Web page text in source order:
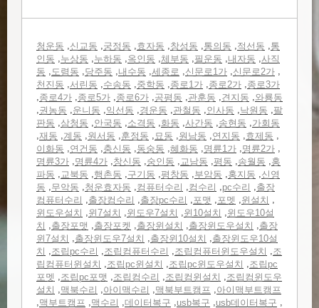
청운동 ,신교동 ,궁정동 ,효자동 ,창성동 ,통의동 ,적선동 ,통
인동 ,누상동 ,누하동 ,옥인동 ,체부동 ,필운동 ,내자동 ,사직
동 ,도렴동 ,당주동 ,내수동 ,세종로 ,신문로1가 ,신문로2가 ,
천진동 ,서린동 ,수송동 ,중학동 ,종로1가 ,종로2가 ,종로3가
,종로4가 ,종로5가 ,종로6가 ,공평동 ,관훈동 ,견지동 ,와룡동
,권농동 ,운니동 ,익선동 ,경운동 ,관철동 ,인사동 ,낙원동 ,팔
판동 ,삼청동 ,안국동 ,소격동 ,화동 ,사간동 ,송현동 ,가회동
,재동 ,계동 ,원서동 ,훈정동 ,묘동 ,원남동 ,연지동 ,효제동 ,
이화동 ,연건동 ,충신동 ,동숭동 ,혜화동 ,명륜1가 ,명륜2가 ,
명륜3가 ,명륜4가 ,창신동 ,숭인동 ,교남동 ,평동 ,송월동 ,홍
파동 ,교북동 ,행촌동 ,구기동 ,평창동 ,부암동 ,홍지동 ,신영
동 ,무악동 ,청운효자동 ,컴퓨터수리 ,컴수리 ,pc수리 ,출장
컴퓨터수리 ,출장컴수리 ,출장pc수리 ,포맷 ,포멧 ,윈설치 ,
윈도우설치 ,윈7설치 ,윈도우7설치 ,윈10설치 ,윈도우10설
치 ,출장포맷 ,출장포켓 ,출장윈설치 ,출장윈도우설치 ,출장
윈7설치 ,출장윈도우7설치 ,출장윈10설치 ,출장윈도우10설
치 ,조립pc수리 ,조립컴퓨터수리 ,조립컴퓨터윈도우설치 ,조
립컴퓨터윈설치 ,조립pc윈설치 ,조립pc윈도우설치 ,조립pc
포멧 ,조립pc포맷 ,조립컴수리 ,조립컴윈설치 ,조립컴윈도우
설치 ,맥북수리 ,아이맥수리 ,맥북부트캠프 ,아이맥부트캠프
,맥부트캠프 ,맥수리 ,데이터복구 ,usb복구 ,usb데이터복구 ,